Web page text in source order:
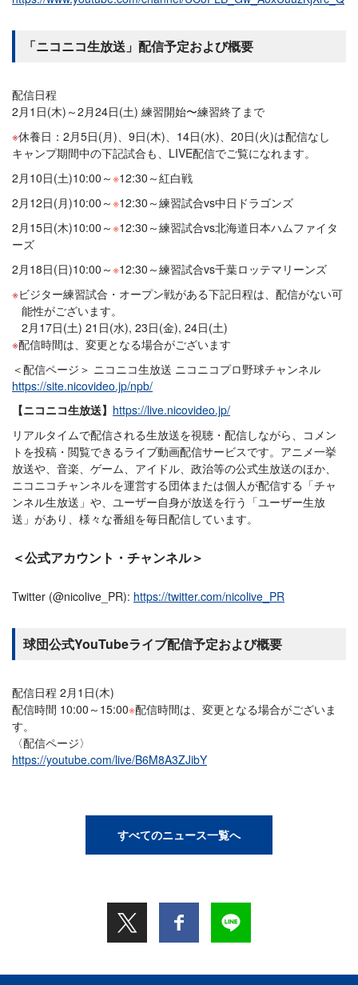
「ニコニコ生放送」配信予定および概要
配信日程
2月1日(木)～2月24日(土) 練習開始〜練習終了まで
休養日：2月5日(月)、9日(木)、14日(水)、20日(火)は配信なし
キャンプ期間中の下記試合も、LIVE配信でご覧になれます。
2月10日(土)10:00～※12:30～紅白戦
2月12日(月)10:00～※12:30～練習試合vs中日ドラゴンズ
2月15日(木)10:00～※12:30～練習試合vs北海道日本ハムファイタ
ーズ
2月18日(日)10:00～※12:30～練習試合vs千葉ロッテマリーンズ
ビジター練習試合・オープン戦がある下記日程は、配信がない可
能性がございます。
2月17日(土) 21日(水), 23日(金), 24日(土)
配信時間は、変更となる場合がございます
＜配信ページ＞ ニコニコ生放送 ニコニコプロ野球チャンネル
https://site.nicovideo.jp/npb/
【ニコニコ生放送】 https://live.nicovideo.jp/
リアルタイムで配信される生放送を視聴・配信しながら、コメン
トを投稿・閲覧できるライブ動画配信サービスです。アニメ一挙
放送や、音楽、ゲーム、アイドル、政治等の公式生放送のほか、
ニコニコチャンネルを運営する団体または個人が配信する「チャ
ンネル生放送」や、ユーザー自身が放送を行う「ユーザー生放
送」があり、様々な番組を毎日配信しています。
＜公式アカウント・チャンネル＞
Twitter (@nicolive_PR): https://twitter.com/nicolive_PR
球団公式YouTubeライブ配信予定および概要
配信日程 2月1日(木)
配信時間 10:00～15:00※配信時間は、変更となる場合がございま
す。
〈配信ページ〉
https://youtube.com/live/B6M8A3ZJibY
すべてのニュース一覧へ